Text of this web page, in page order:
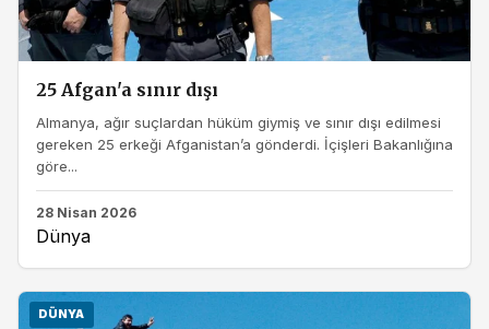
25 Afgan'a sınır dışı
Almanya, ağır suçlardan hüküm giymiş ve sınır dışı edilmesi
gereken 25 erkeği Afganistan’a gönderdi. İçişleri Bakanlığına
göre...
28 Nisan 2026
Dünya
DÜNYA